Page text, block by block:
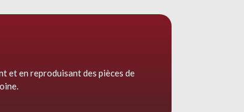
et en reproduisant des pièces de